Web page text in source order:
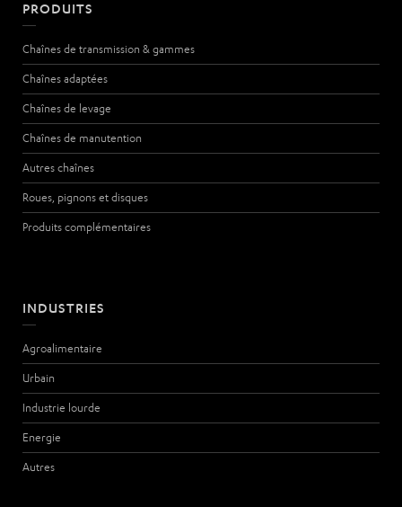
PRODUITS
Chaînes de transmission & gammes
Chaînes adaptées
Chaînes de levage
Chaînes de manutention
Autres chaînes
Roues, pignons et disques
Produits complémentaires
INDUSTRIES
Agroalimentaire
Urbain
Industrie lourde
Energie
Autres